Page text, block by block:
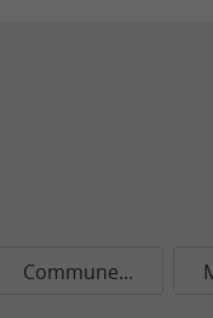
Commune...